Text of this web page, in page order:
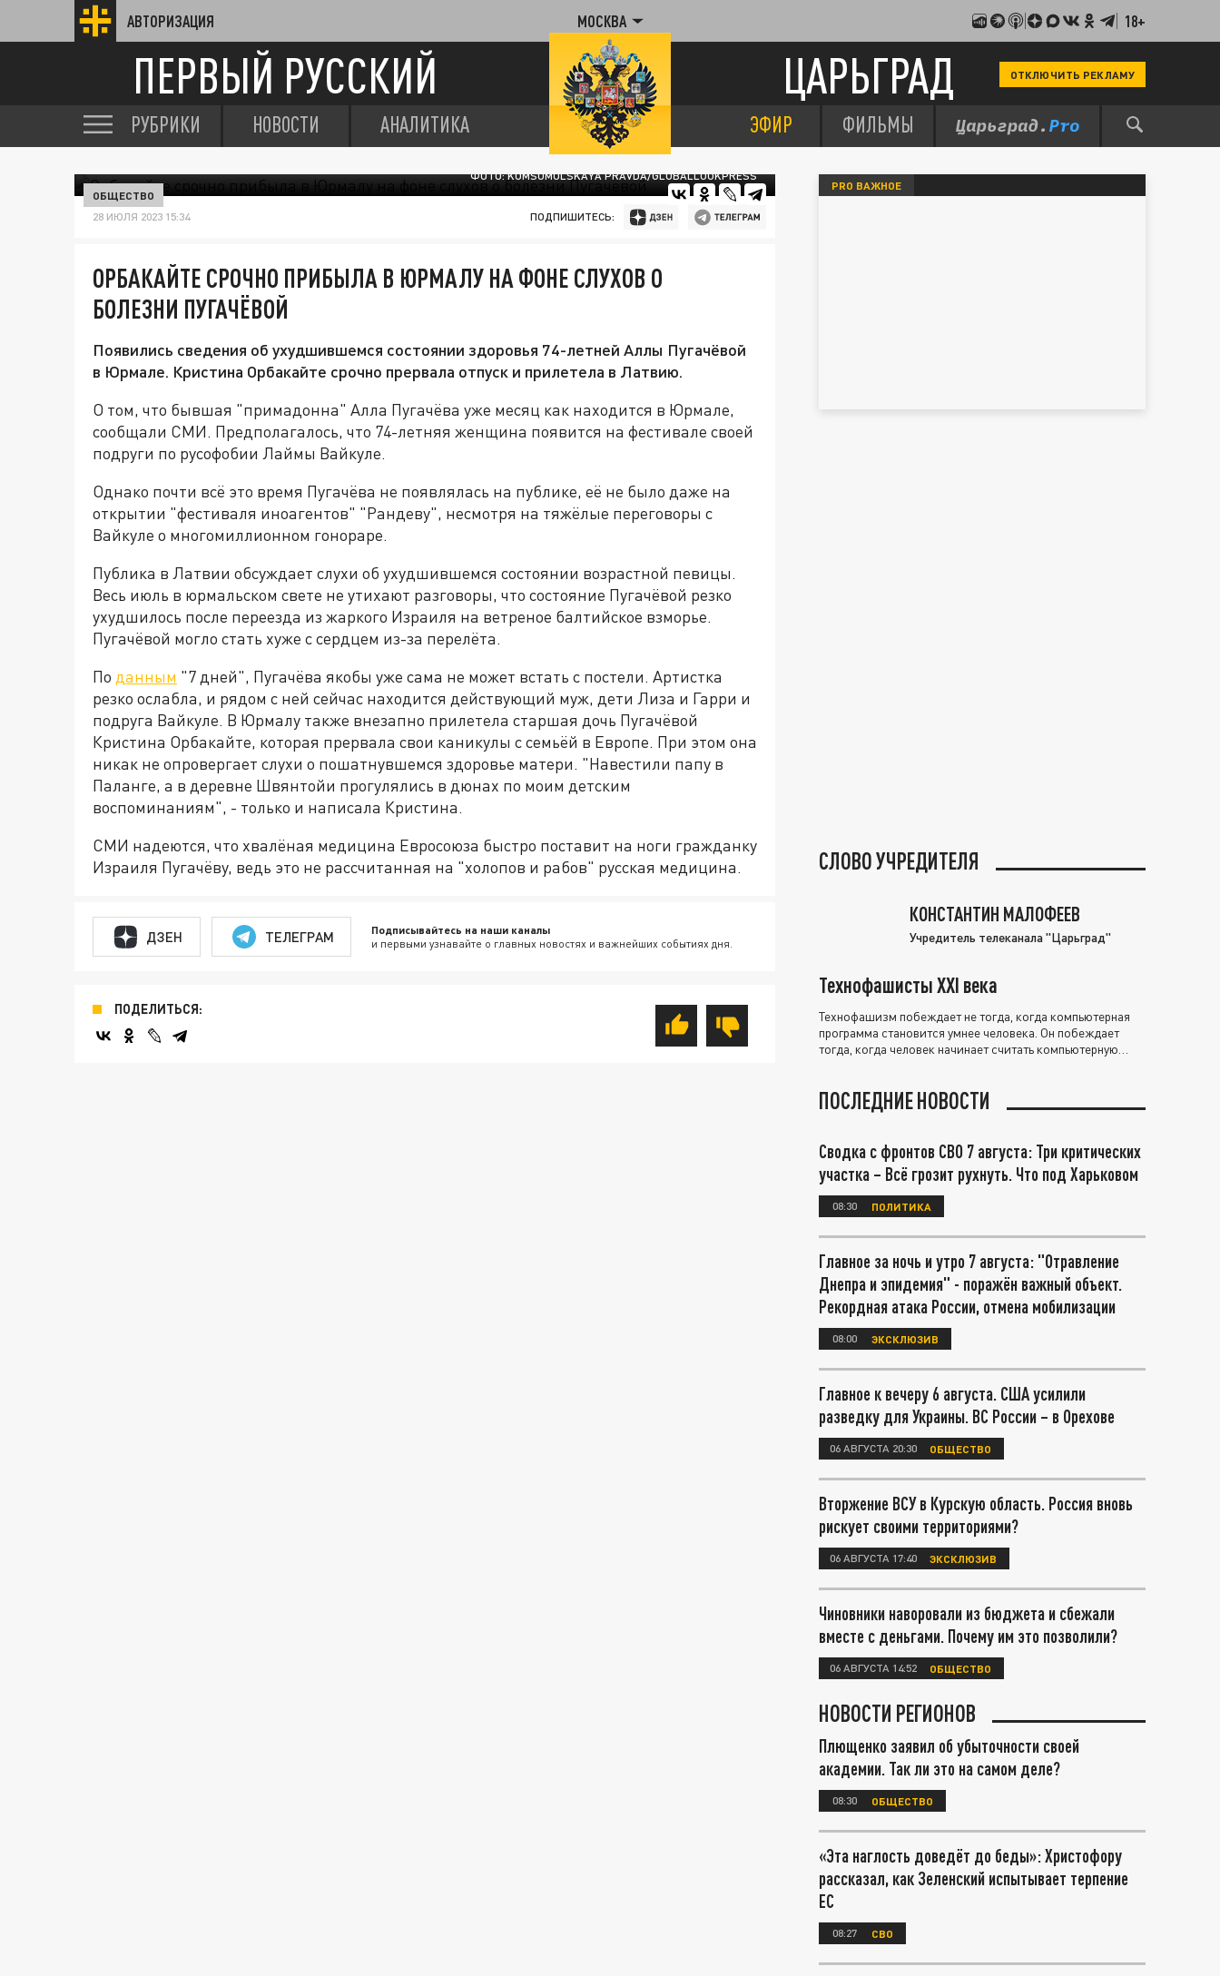
АВТОРИЗАЦИЯ МОСКВА 18+
ПЕРВЫЙ РУССКИЙ ЦАРЬГРАД ОТКЛЮЧИТЬ РЕКЛАМУ
РУБРИКИ НОВОСТИ АНАЛИТИКА ЭФИР ФИЛЬМЫ
ФОТО: KOMSOMOLSKAYA PRAVDA/GLOBALLOOKPRESS
ОБЩЕСТВО
28 ИЮЛЯ 2023 15:34 ПОДПИШИТЕСЬ:
ОРБАКАЙТЕ СРОЧНО ПРИБЫЛА В ЮРМАЛУ НА ФОНЕ СЛУХОВ О
БОЛЕЗНИ ПУГАЧЁВОЙ
Появились сведения об ухудшившемся состоянии здоровья 74-летней Аллы Пугачёвой
в Юрмале. Кристина Орбакайте срочно прервала отпуск и прилетела в Латвию.
О том, что бывшая "примадонна" Алла Пугачёва уже месяц как находится в Юрмале,
сообщали СМИ. Предполагалось, что 74-летняя женщина появится на фестивале своей
подруги по русофобии Лаймы Вайкуле.
Однако почти всё это время Пугачёва не появлялась на публике, её не было даже на
открытии "фестиваля иноагентов" "Рандеву", несмотря на тяжёлые переговоры с
Вайкуле о многомиллионном гонораре.
Публика в Латвии обсуждает слухи об ухудшившемся состоянии возрастной певицы.
Весь июль в юрмальском свете не утихают разговоры, что состояние Пугачёвой резко
ухудшилось после переезда из жаркого Израиля на ветреное балтийское взморье.
Пугачёвой могло стать хуже с сердцем из-за перелёта.
По данным "7 дней", Пугачёва якобы уже сама не может встать с постели. Артистка
резко ослабла, и рядом с ней сейчас находится действующий муж, дети Лиза и Гарри и
подруга Вайкуле. В Юрмалу также внезапно прилетела старшая дочь Пугачёвой
Кристина Орбакайте, которая прервала свои каникулы с семьёй в Европе. При этом она
никак не опровергает слухи о пошатнувшемся здоровье матери. "Навестили папу в
Паланге, а в деревне Швянтойи прогулялись в дюнах по моим детским
воспоминаниям", - только и написала Кристина.
СМИ надеются, что хвалёная медицина Евросоюза быстро поставит на ноги гражданку
Израиля Пугачёву, ведь это не рассчитанная на "холопов и рабов" русская медицина.
ДЗЕН ТЕЛЕГРАМ Подписывайтесь на наши каналы
и первыми узнавайте о главных новостях и важнейших событиях дня.
ПОДЕЛИТЬСЯ:
PRO ВАЖНОЕ
СЛОВО УЧРЕДИТЕЛЯ
КОНСТАНТИН МАЛОФЕЕВ
Учредитель телеканала "Царьград"
Технофашисты XXI века
Технофашизм побеждает не тогда, когда компьютерная
программа становится умнее человека. Он побеждает
тогда, когда человек начинает считать компьютерную
ПОСЛЕДНИЕ НОВОСТИ
Сводка с фронтов СВО 7 августа: Три критических
участка – Всё грозит рухнуть. Что под Харьковом
08:30 ПОЛИТИКА
Главное за ночь и утро 7 августа: "Отравление
Днепра и эпидемия" - поражён важный объект.
Рекордная атака России, отмена мобилизации
08:00 ЭКСКЛЮЗИВ
Главное к вечеру 6 августа. США усилили
разведку для Украины. ВС России – в Орехове
06 АВГУСТА 20:30 ОБЩЕСТВО
Вторжение ВСУ в Курскую область. Россия вновь
рискует своими территориями?
06 АВГУСТА 17:40 ЭКСКЛЮЗИВ
Чиновники наворовали из бюджета и сбежали
вместе с деньгами. Почему им это позволили?
06 АВГУСТА 14:52 ОБЩЕСТВО
НОВОСТИ РЕГИОНОВ
Плющенко заявил об убыточности своей
академии. Так ли это на самом деле?
08:30 ОБЩЕСТВО
«Эта наглость доведёт до беды»: Христофору
рассказал, как Зеленский испытывает терпение
ЕС
08:27 СВО